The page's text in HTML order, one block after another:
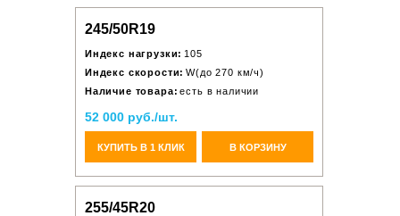
245/50R19
Индекс нагрузки: 105
Индекс скорости: W(до 270 км/ч)
Наличие товара: есть в наличии
52 000 руб./шт.
КУПИТЬ В 1 КЛИК В КОРЗИНУ
255/45R20